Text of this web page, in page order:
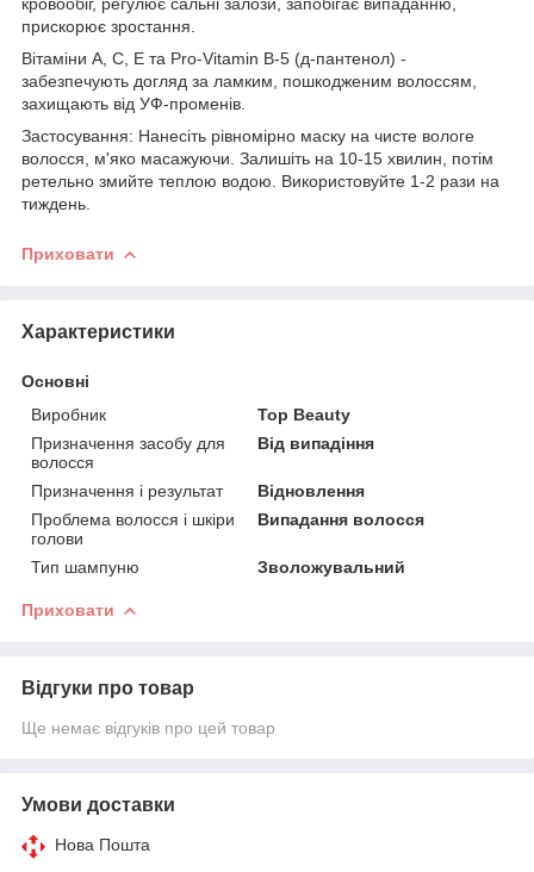
прискорює зростання.
Вітаміни A, C, E та Pro-Vitamin B-5 (д-пантенол) -
забезпечують догляд за ламким, пошкодженим волоссям,
захищають від УФ-променів.
Застосування: Нанесіть рівномірно маску на чисте вологе
волосся, м'яко масажуючи. Залишіть на 10-15 хвилин, потім
ретельно змийте теплою водою. Використовуйте 1-2 рази на
тиждень.
Приховати
Характеристики
Основні
Виробник
Top Beauty
Призначення засобу для
волосся
Від випадіння
Призначення і результат
Відновлення
Проблема волосся і шкіри
голови
Випадання волосся
Тип шампуню Зволожувальний
Приховати
Відгуки про товар
Ще немає відгуків про цей товар
Умови доставки
Нова Пошта